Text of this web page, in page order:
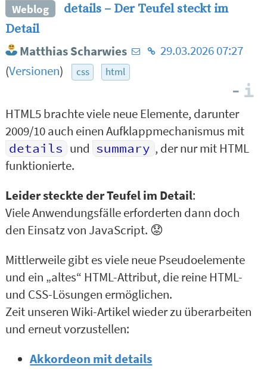
Weblog
details – Der Teufel steckt im
Detail
Matthias Scharwies E-
Mail-
des
Autors
Homepage
29.03.2026 07:27
(Versionen) css html
–
HTML5 brachte viele neue Elemente, darunter
2009/10 auch einen Aufklappmechanismus mit
details und summary , der nur mit HTML
funktionierte.
Leider steckte der Teufel im Detail:
Viele Anwendungsfälle erforderten dann doch
den Einsatz von JavaScript. 😟
Mittlerweile gibt es viele neue Pseudoelemente
und ein „altes“ HTML-Attribut, die reine HTML-
und CSS-Lösungen ermöglichen.
Zeit unseren Wiki-Artikel wieder zu überarbeiten
und erneut vorzustellen:
Akkordeon mit details